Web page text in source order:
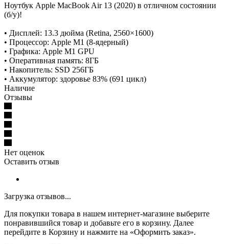
Ноутбук Apple MacBook Air 13 (2020) в отличном состоянии
(б/у)!
• Дисплей: 13.3 дюйма (Retina, 2560×1600)
• Процессор: Apple M1 (8-ядерный)
• Графика: Apple M1 GPU
• Оперативная память: 8ГБ
• Накопитель: SSD 256ГБ
• Аккумулятор: здоровье 83% (691 цикл)
Наличие
Отзывы
Нет оценок
Оставить отзыв
Загрузка отзывов...
Для покупки товара в нашем интернет-магазине выберите
понравившийся товар и добавьте его в корзину. Далее
перейдите в Корзину и нажмите на «Оформить заказ».